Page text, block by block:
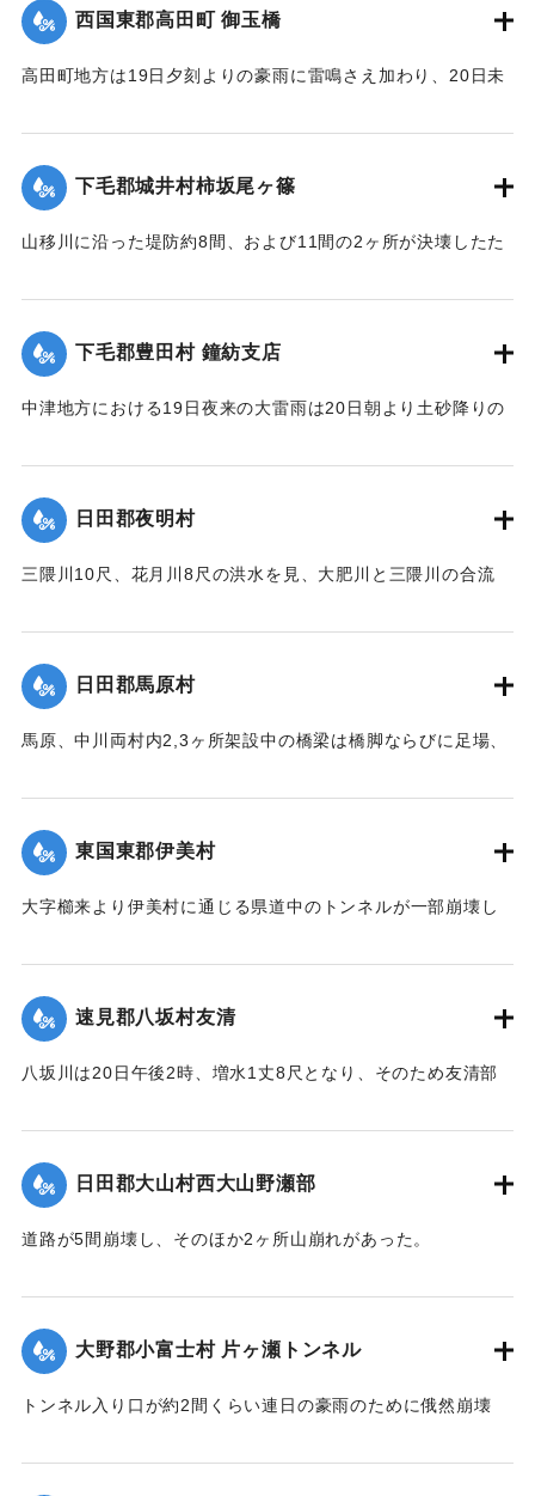
【出典：大分新聞 大正12年6月22日 朝刊7面】
｜固有コード: 00275062
西国東郡高田町 御玉橋
高田町地方は19日夕刻よりの豪雨に雷鳴さえ加わり、20日未
まずについに桂川は近々30分間くらいの間に、1丈4尺以上の
増水を見るにいたり、橋の架設工事で使用中の機械および小
舟が流失したのをはじめとして沿岸に積載ていた石炭、石
【出典：大分新聞 大正12年6月22日 朝刊7面、6月23日朝刊4
面】
｜固有コード:00275063
下毛郡城井村柿坂尾ヶ篠
山移川に沿った堤防約8間、および11間の2ヶ所が決壊したた
になった。
住民所有の木材、セメント（価格約800円）を流失した。
【出典：大分新聞 大正12年6月22日 朝刊4面、朝刊7面】
下毛郡豊田村 鐘紡支店
中津地方における19日夜来の大雷雨は20日朝より土砂降りの
た。これと同時に中津市外豊田村鐘紡支店付近一帯はほとん
ど泥の海と化し、浸水家屋200戸以上に達し、活動常設賓館付
近数十戸は濁流のため、床下を洗われ刻々危険の状態となっ
防組合はほとんど全部出動して万一を警戒し、非常な混雑を
宵警戒を続けた。21日は朝から小雨模様で一様に愁眉を開い
たが、下毛郡平坦部では大部分田植えしていないため、苗代
の被害はほとんどなかった。
｜固有コード:
日田郡夜明村
三隈川10尺、花月川8尺の洪水を見、大肥川と三隈川の合流
た。
【出典：大分新聞 大正12年6月22日 朝刊7面】
｜固有コード:00275057
日田郡馬原村
馬原、中川両村内2,3ヶ所架設中の橋梁は橋脚ならびに足場、
通が途絶、詳細を知ることができない。
【出典：大分新聞 大正12年6月22日 朝刊7面】
｜固有コード: 00275058
東国東郡伊美村
大字櫛来より伊美村に通じる県道中のトンネルが一部崩壊し
｜固有コード:
速見郡八坂村友清
八坂川は20日午後2時、増水1丈8尺となり、そのため友清部
壊して八坂村および杵築町の一部の水田100余町歩はさながら
泥海と化したが、挿秧（田植え）前で被害は軽い見込みであ
る。
【出典：大分新聞 大正12年6月22日 朝刊4面】
日田郡大山村西大山野瀬部
道路が5間崩壊し、そのほか2ヶ所山崩れがあった。
｜固有コード:00275053
大野郡小富士村 片ヶ瀬トンネル
トンネル入り口が約2間くらい連日の豪雨のために俄然崩壊
動車の運転手、10数名が必死になって復旧に務めたので19日